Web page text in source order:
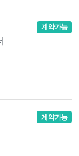
계약가능
계약가능